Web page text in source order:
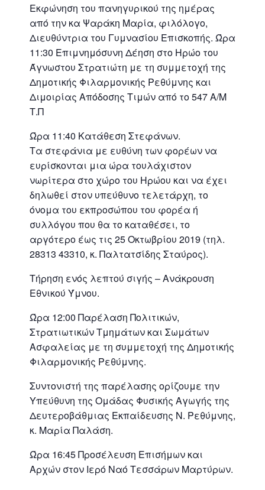
Εκφώνηση του πανηγυρικού της ημέρας
από την κα Ψαράκη Μαρία, φιλόλογο,
Διευθύντρια του Γυμνασίου Επισκοπής. Ώρα
11:30 Επιμνημόσυνη Δέηση στο Ηρώο του
Άγνωστου Στρατιώτη με τη συμμετοχή της
Δημοτικής Φιλαρμονικής Ρεθύμνης και
Διμοιρίας Απόδοσης Τιμών από το 547 Α/Μ
Τ.Π
Ώρα 11:40 Κατάθεση Στεφάνων.
Τα στεφάνια με ευθύνη των φορέων να
ευρίσκονται μια ώρα τουλάχιστον
νωρίτερα στο χώρο του Ηρώου και να έχει
δηλωθεί στον υπεύθυνο τελετάρχη, το
όνομα του εκπροσώπου του φορέα ή
συλλόγου που θα το καταθέσει, το
αργότερο έως τις 25 Οκτωβρίου 2019 (τηλ.
28313 43310, κ. Παλτατσίδης Σταύρος).
Τήρηση ενός λεπτού σιγής – Ανάκρουση
Εθνικού Ύμνου.
Ώρα 12:00 Παρέλαση Πολιτικών,
Στρατιωτικών Τμημάτων και Σωμάτων
Ασφαλείας με τη συμμετοχή της Δημοτικής
Φιλαρμονικής Ρεθύμνης.
Συντονιστή της παρέλασης ορίζουμε την
Υπεύθυνη της Ομάδας Φυσικής Αγωγής της
Δευτεροβάθμιας Εκπαίδευσης Ν. Ρεθύμνης,
κ. Μαρία Παλάση.
Ώρα 16:45 Προσέλευση Επισήμων και
Αρχών στον Ιερό Ναό Τεσσάρων Μαρτύρων.